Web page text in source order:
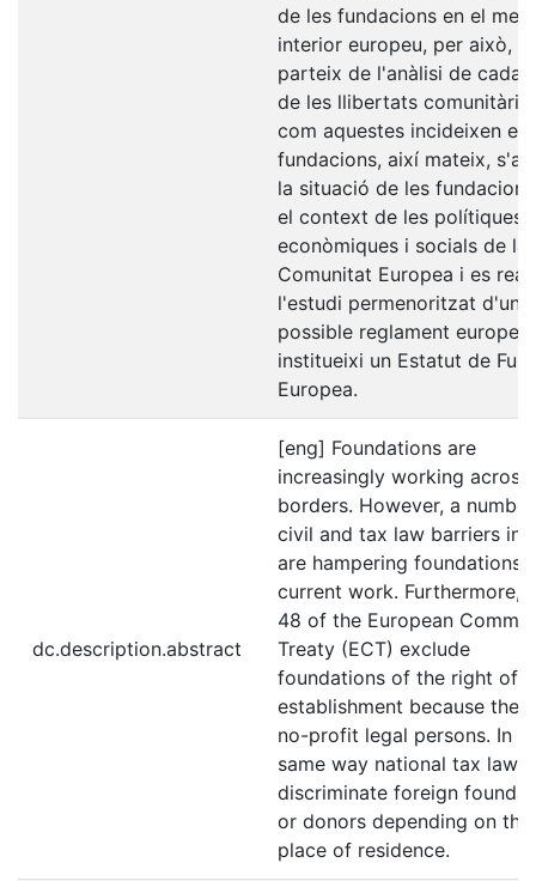
de les fundacions en el
interior europeu, per això,
parteix de l'anàlisi de cada
de les llibertats
com aquestes incideixen en
fundacions, així mateix,
la situació de les
el context de les polítiques
econòmiques i socials de la
Comunitat Europea i es
l'estudi permenoritzat d'un
possible reglament europeu
institueixi un Estatut de
Europea.
dc.description.abstract
[eng] Foundations are
increasingly working across
borders. However, a
civil and tax law barriers in
are hampering foundations'
current work. Furthermore,
48 of the European
Treaty (ECT) exclude
foundations of the right of
establishment because they
no-profit legal persons. In
same way national tax laws
discriminate foreign
or donors depending on
place of residence.